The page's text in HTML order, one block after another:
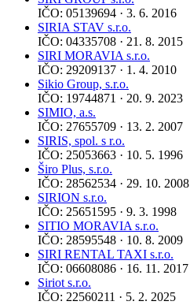
IČO: 05139694 · 3. 6. 2016
SIRIA STAV s.r.o.
IČO: 04335708 · 21. 8. 2015
SIRI MORAVIA s.r.o.
IČO: 29209137 · 1. 4. 2010
Sikio Group, s.r.o.
IČO: 19744871 · 20. 9. 2023
SIMIO, a.s.
IČO: 27655709 · 13. 2. 2007
SIRIS, spol. s r.o.
IČO: 25053663 · 10. 5. 1996
Širo Plus, s.r.o.
IČO: 28562534 · 29. 10. 2008
SIRION s.r.o.
IČO: 25651595 · 9. 3. 1998
SITIO MORAVIA s.r.o.
IČO: 28595548 · 10. 8. 2009
SIRI RENTAL TAXI s.r.o.
IČO: 06608086 · 16. 11. 2017
Siriot s.r.o.
IČO: 22560211 · 5. 2. 2025